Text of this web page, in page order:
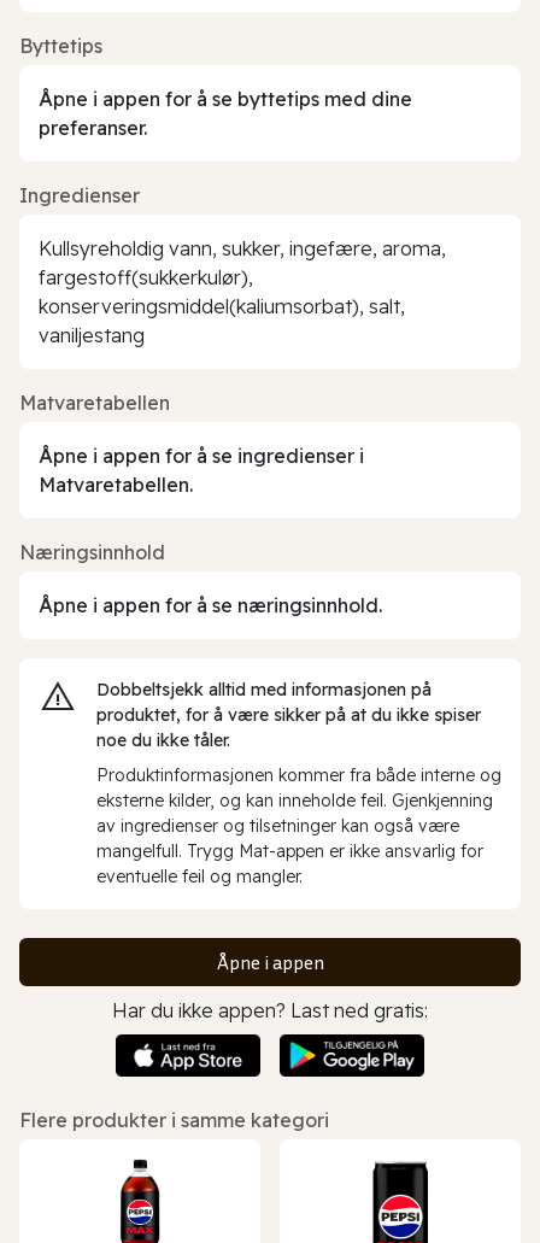
Byttetips
Åpne i appen for å se byttetips med dine
preferanser.
Ingredienser
Kullsyreholdig vann, sukker, ingefære, aroma,
fargestoff(sukkerkulør),
konserveringsmiddel(kaliumsorbat), salt,
vaniljestang
Matvaretabellen
Åpne i appen for å se ingredienser i
Matvaretabellen.
Næringsinnhold
Åpne i appen for å se næringsinnhold.
Dobbeltsjekk alltid med informasjonen på
produktet, for å være sikker på at du ikke spiser
noe du ikke tåler.
Produktinformasjonen kommer fra både interne og
eksterne kilder, og kan inneholde feil. Gjenkjenning
av ingredienser og tilsetninger kan også være
mangelfull. Trygg Mat-appen er ikke ansvarlig for
eventuelle feil og mangler.
Åpne i appen
Har du ikke appen? Last ned gratis:
Flere produkter i samme kategori